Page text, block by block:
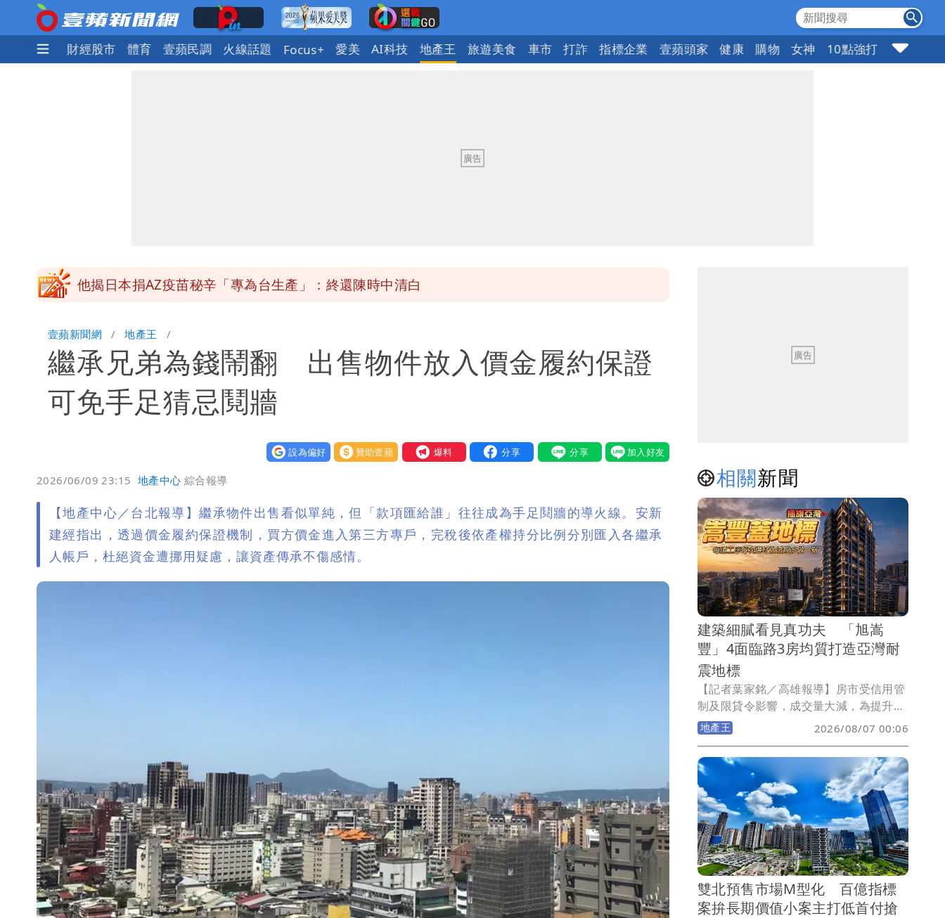
國際 財經股市 體育 壹蘋民調 火線話題 Focus+ 愛美 AI科技 地產王 旅遊美食 車市 打詐 指標企業 壹蘋頭家 健康 購物 女神 10點強打
他揭日本捐AZ疫苗秘辛「專為台生產」：終還陳時中清白
「白海豚」雨炸8縣市！逼近台灣恐擺盪 這幾區飆豪雨
「最挺台議員」遺作！美參院通過制裁案 重課俄羅斯500%關稅
壹蘋新聞網 地產王
繼承兄弟為錢鬧翻 出售物件放入價金履約保證
可免手足猜忌鬩牆
設為偏好 贊助壹蘋 我要爆料
2026/06/09 23:15 地產中心 綜合報導
【地產中心／台北報導】繼承物件出售看似單純，但「款項匯給誰」往往成為手足鬩牆的導火線。安新
建經指出，透過價金履約保證機制，買方價金進入第三方專戶，完稅後依產權持分比例分別匯入各繼承
人帳戶，杜絕資金遭挪用疑慮，讓資產傳承不傷感情。
相關新聞
建築細膩看見真功夫 「旭嵩
豐」4面臨路3房均質打造亞灣耐
震地標
【記者葉家銘／高雄報導】房市受信用管
制及限貸令影響，成交量大減，為提升買
氣，市場充斥著琳琅滿目行銷手法，然而
對購屋族而言，買房非買菜，如何將預算
放在對的標的物，地段是否具獨特性，產
品力能否保值抗跌，更重要的建商品牌能
否禁得起時間淬鍊，才是購屋依據。在高
雄建商中主打「量少質精」嵩豐建設，延
續過去推案特點，首跨南高雄就選在亞灣
「萬家福量販光華店」旁，推出大樓成屋
案「旭嵩豐」，基地4面臨路，單層4戶均
邊間，九宮格結構搭配日本住友制震，戶
數單純、最適規模、頂規建材，購屋一次
到位。
地產王 2026/08/07 00:06
雙北預售市場M型化 百億指標
案拚長期價值小案主打低首付搶